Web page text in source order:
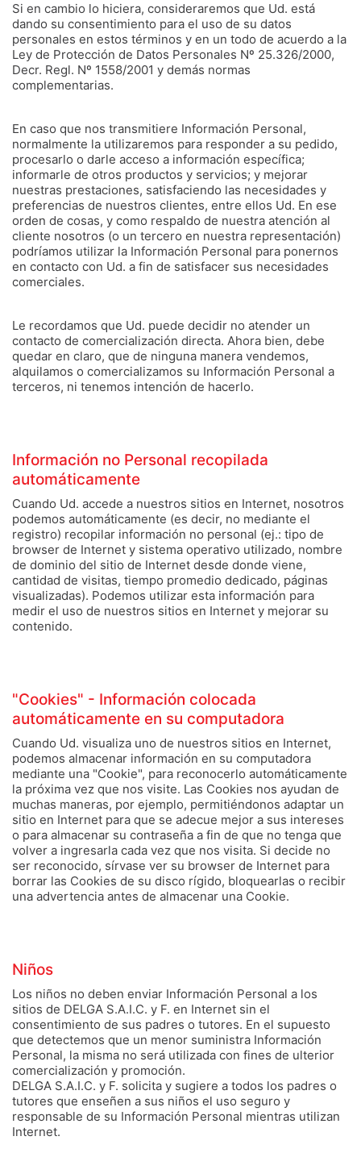
Si en cambio lo hiciera, consideraremos que Ud. está
dando su consentimiento para el uso de su datos
personales en estos términos y en un todo de acuerdo a la
Ley de Protección de Datos Personales Nº 25.326/2000,
Decr. Regl. Nº 1558/2001 y demás normas
complementarias.
En caso que nos transmitiere Información Personal,
normalmente la utilizaremos para responder a su pedido,
procesarlo o darle acceso a información específica;
informarle de otros productos y servicios; y mejorar
nuestras prestaciones, satisfaciendo las necesidades y
preferencias de nuestros clientes, entre ellos Ud. En ese
orden de cosas, y como respaldo de nuestra atención al
cliente nosotros (o un tercero en nuestra representación)
podríamos utilizar la Información Personal para ponernos
en contacto con Ud. a fin de satisfacer sus necesidades
comerciales.
Le recordamos que Ud. puede decidir no atender un
contacto de comercialización directa. Ahora bien, debe
quedar en claro, que de ninguna manera vendemos,
alquilamos o comercializamos su Información Personal a
terceros, ni tenemos intención de hacerlo.
Información no Personal recopilada
automáticamente
Cuando Ud. accede a nuestros sitios en Internet, nosotros
podemos automáticamente (es decir, no mediante el
registro) recopilar información no personal (ej.: tipo de
browser de Internet y sistema operativo utilizado, nombre
de dominio del sitio de Internet desde donde viene,
cantidad de visitas, tiempo promedio dedicado, páginas
visualizadas). Podemos utilizar esta información para
medir el uso de nuestros sitios en Internet y mejorar su
contenido.
"Cookies" - Información colocada
automáticamente en su computadora
Cuando Ud. visualiza uno de nuestros sitios en Internet,
podemos almacenar información en su computadora
mediante una "Cookie", para reconocerlo automáticamente
la próxima vez que nos visite. Las Cookies nos ayudan de
muchas maneras, por ejemplo, permitiéndonos adaptar un
sitio en Internet para que se adecue mejor a sus intereses
o para almacenar su contraseña a fin de que no tenga que
volver a ingresarla cada vez que nos visita. Si decide no
ser reconocido, sírvase ver su browser de Internet para
borrar las Cookies de su disco rígido, bloquearlas o recibir
una advertencia antes de almacenar una Cookie.
Niños
Los niños no deben enviar Información Personal a los
sitios de DELGA S.A.I.C. y F. en Internet sin el
consentimiento de sus padres o tutores. En el supuesto
que detectemos que un menor suministra Información
Personal, la misma no será utilizada con fines de ulterior
comercialización y promoción.
DELGA S.A.I.C. y F. solicita y sugiere a todos los padres o
tutores que enseñen a sus niños el uso seguro y
responsable de su Información Personal mientras utilizan
Internet.